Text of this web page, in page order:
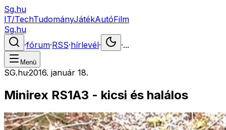
Sg.hu
IT/TechTudományJátékAutóFilm
Sg.hu
·fórum·RSS·hírlevél· ·...
Menü
SG.hu·2016. január 18.
Minirex RS1A3 - kicsi és halálos